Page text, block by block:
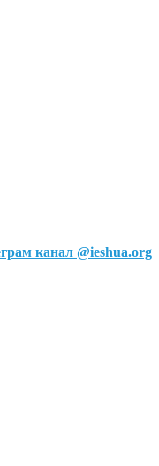
канал @ieshua.org